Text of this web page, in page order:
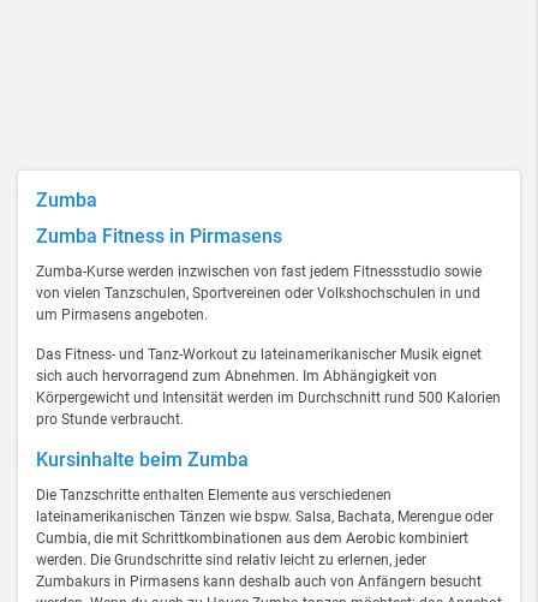
Zumba
Zumba Fitness in Pirmasens
Zumba-Kurse werden inzwischen von fast jedem Fitnessstudio sowie
von vielen Tanzschulen, Sportvereinen oder Volkshochschulen in und
um Pirmasens angeboten.
Das Fitness- und Tanz-Workout zu lateinamerikanischer Musik eignet
sich auch hervorragend zum Abnehmen. Im Abhängigkeit von
Körpergewicht und Intensität werden im Durchschnitt rund 500 Kalorien
pro Stunde verbraucht.
Kursinhalte beim Zumba
Die Tanzschritte enthalten Elemente aus verschiedenen
lateinamerikanischen Tänzen wie bspw. Salsa, Bachata, Merengue oder
Cumbia, die mit Schrittkombinationen aus dem Aerobic kombiniert
werden. Die Grundschritte sind relativ leicht zu erlernen, jeder
Zumbakurs in Pirmasens kann deshalb auch von Anfängern besucht